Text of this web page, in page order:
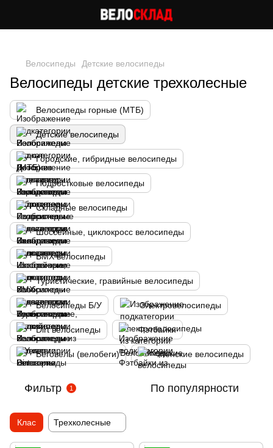
Велосипеды Детские велосипеды
Велосипеды детские трехколесные
Велосипеды горные (МТБ)
Детские велосипеды
Городские, гибридные велосипеды
Подростковые велосипеды
Складные велосипеды
Шоссейные, циклокросс велосипеды
BMX велосипеды
Туристические, гравийные велосипеды
Велосипеды Б/У Электровелосипеды
Dirt велосипеды Фэтбайки
Беговелы (велобеги) Женские велосипеды
Фильтр 1 По популярности
Клас Трехколесные